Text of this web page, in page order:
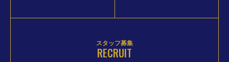
スタッフ募集
RECRUIT